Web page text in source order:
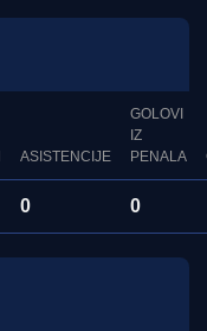
ASISTENCIJE
GOLOVI
IZ
PENALA
0 0